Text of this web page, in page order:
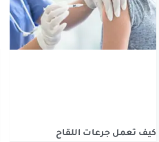
كيف تعمل جرعات اللقاح